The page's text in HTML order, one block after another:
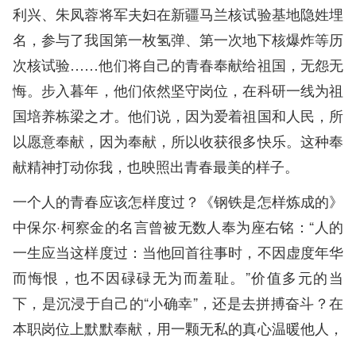
利兴、朱凤蓉将军夫妇在新疆马兰核试验基地隐姓埋
名，参与了我国第一枚氢弹、第一次地下核爆炸等历
次核试验……他们将自己的青春奉献给祖国，无怨无
悔。步入暮年，他们依然坚守岗位，在科研一线为祖
国培养栋梁之才。他们说，因为爱着祖国和人民，所
以愿意奉献，因为奉献，所以收获很多快乐。这种奉
献精神打动你我，也映照出青春最美的样子。
一个人的青春应该怎样度过？《钢铁是怎样炼成的》
中保尔·柯察金的名言曾被无数人奉为座右铭：“人的
一生应当这样度过：当他回首往事时，不因虚度年华
而悔恨，也不因碌碌无为而羞耻。”价值多元的当
下，是沉浸于自己的“小确幸”，还是去拼搏奋斗？在
本职岗位上默默奉献，用一颗无私的真心温暖他人，